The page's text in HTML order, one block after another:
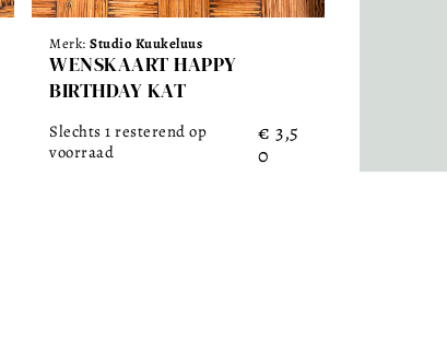
Merk: Studio Kuukeluus
WENSKAART HAPPY
BIRTHDAY KAT
Slechts 1 resterend op
voorraad
€ 3,5
0